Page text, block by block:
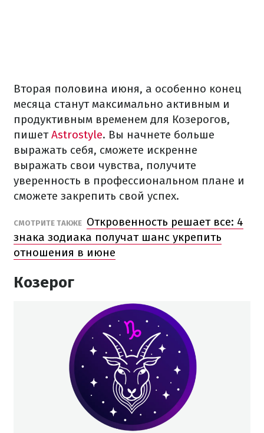
Вторая половина июня, а особенно конец
месяца станут максимально активным и
продуктивным временем для Козерогов,
пишетAstrostyle. Вы начнете больше
выражать себя, сможете искренне
выражать свои чувства, получите
уверенность в профессиональном плане и
сможете закрепить свой успех.
СМОТРИТЕ ТАКЖЕ Откровенность решает все: 4
знака зодиака получат шанс укрепить
отношения в июне
Козерог